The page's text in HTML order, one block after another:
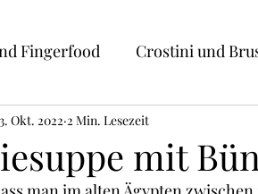
Fingerfood Crostini und
Hauptgerichte
mit
Okt. 2022 2 Min. Lesezeit